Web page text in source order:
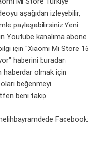
aşağıdan izleyebilir,
paylaşabilirsiniz.Yeni
Youtube kanalıma abone
için "Xiaomi Mi Store 16
haberini buradan
haberdar olmak için
beğenmeyi
beni takip
Facebook: